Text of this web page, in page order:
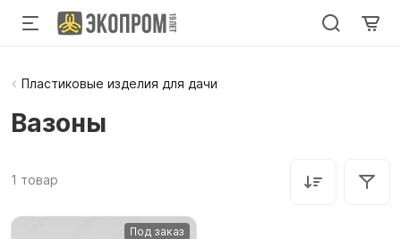
Пластиковые изделия для дачи
Вазоны
1 товар
Под заказ